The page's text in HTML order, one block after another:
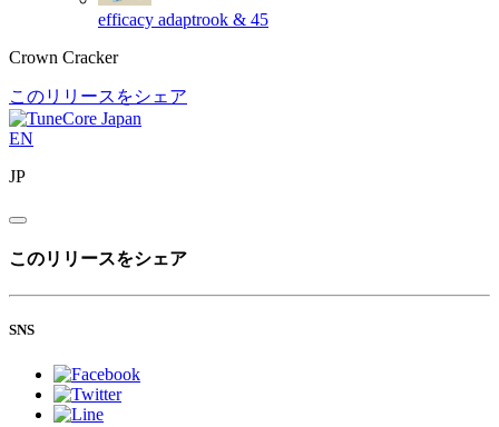
efficacy adaptrook & 45
Crown Cracker
このリリースをシェア
EN
JP
このリリースをシェア
SNS